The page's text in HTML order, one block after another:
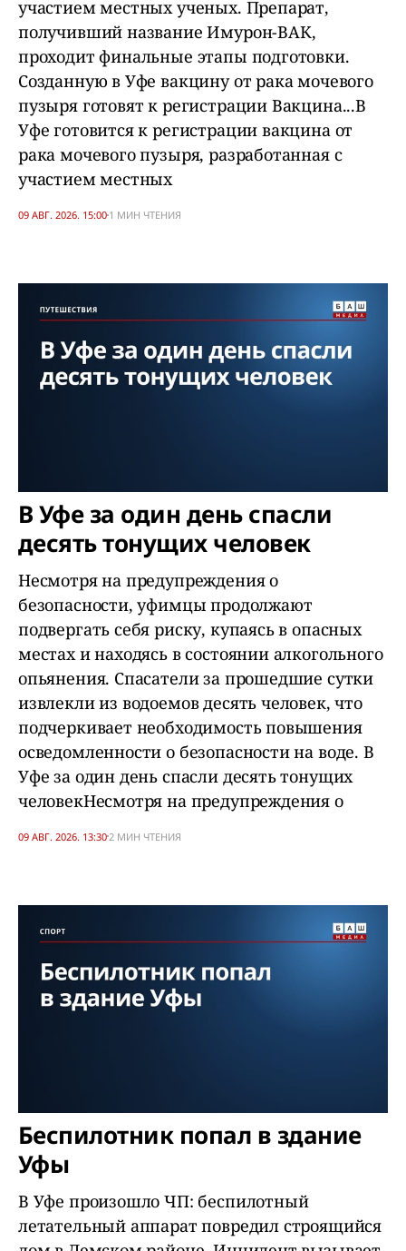
участием местных ученых. Препарат,
получивший название Имурон-ВАК,
проходит финальные этапы подготовки.
Созданную в Уфе вакцину от рака мочевого
пузыря готовят к регистрации Вакцина...В
Уфе готовится к регистрации вакцина от
рака мочевого пузыря, разработанная с
участием местных
09 АВГ. 2026. 15:00 1 МИН ЧТЕНИЯ
В Уфе за один день спасли
десять тонущих человек
Несмотря на предупреждения о
безопасности, уфимцы продолжают
подвергать себя риску, купаясь в опасных
местах и находясь в состоянии алкогольного
опьянения. Спасатели за прошедшие сутки
извлекли из водоемов десять человек, что
подчеркивает необходимость повышения
осведомленности о безопасности на воде. В
Уфе за один день спасли десять тонущих
человекНесмотря на предупреждения о
09 АВГ. 2026. 13:30 2 МИН ЧТЕНИЯ
Беспилотник попал в здание
Уфы
В Уфе произошло ЧП: беспилотный
летательный аппарат повредил строящийся